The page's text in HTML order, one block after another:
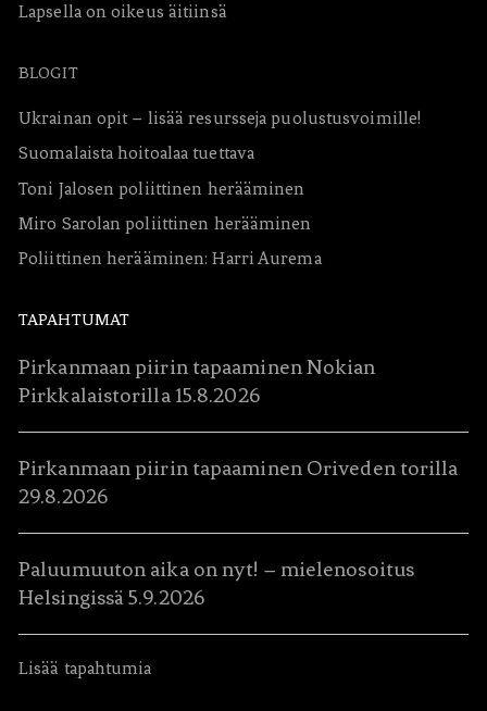
Lapsella on oikeus äitiinsä
BLOGIT
Ukrainan opit – lisää resursseja puolustusvoimille!
Suomalaista hoitoalaa tuettava
Toni Jalosen poliittinen herääminen
Miro Sarolan poliittinen herääminen
Poliittinen herääminen: Harri Aurema
TAPAHTUMAT
Pirkanmaan piirin tapaaminen Nokian
Pirkkalaistorilla 15.8.2026
Pirkanmaan piirin tapaaminen Oriveden torilla
29.8.2026
Paluumuuton aika on nyt! – mielenosoitus
Helsingissä 5.9.2026
Lisää tapahtumia